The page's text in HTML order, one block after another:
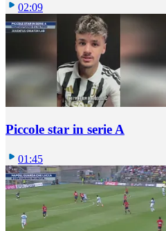
02:09
Piccole star in serie A
01:45